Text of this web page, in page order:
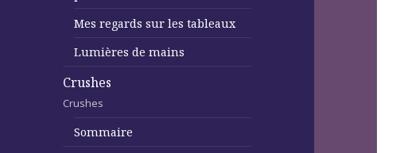
Mes regards sur les tableaux
Lumières de mains
Crushes
Crushes
Sommaire